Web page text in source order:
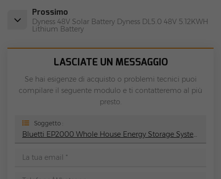
Prossimo
Dyness 48V Solar Battery Dyness DL5.0 48V 5.12KWH
Lithium Battery
LASCIATE UN MESSAGGIO
Se hai esigenze di acquisto o problemi tecnici puoi
compilare il seguente modulo e ti contatteremo al più
presto.
Soggetto :
Bluetti EP2000 Whole House Energy Storage System